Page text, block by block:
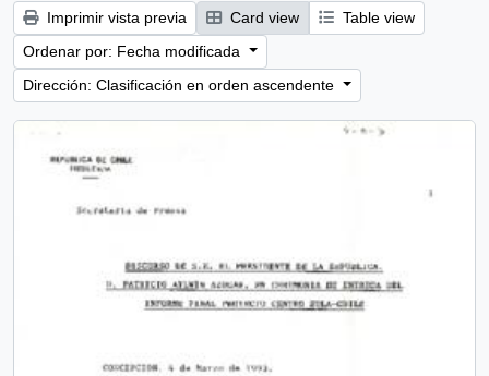
Imprimir vista previa Card view
Table view
Ordenar por: Fecha modificada
Dirección: Clasificación en orden ascendente